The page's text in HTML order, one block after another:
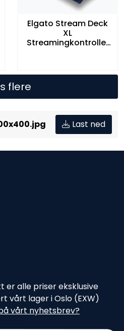
Elgato Stream Deck
XL
Streamingkontroller
flere
Last ned
er alle priser eksklusive
vårt lager i Oslo (EXW)
vårt nyhetsbrev?